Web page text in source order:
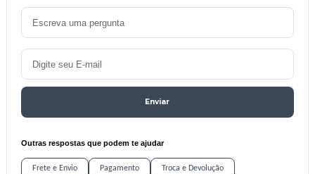
Enviar
Outras respostas que podem te ajudar
Frete e Envio Pagamento Troca e Devolução